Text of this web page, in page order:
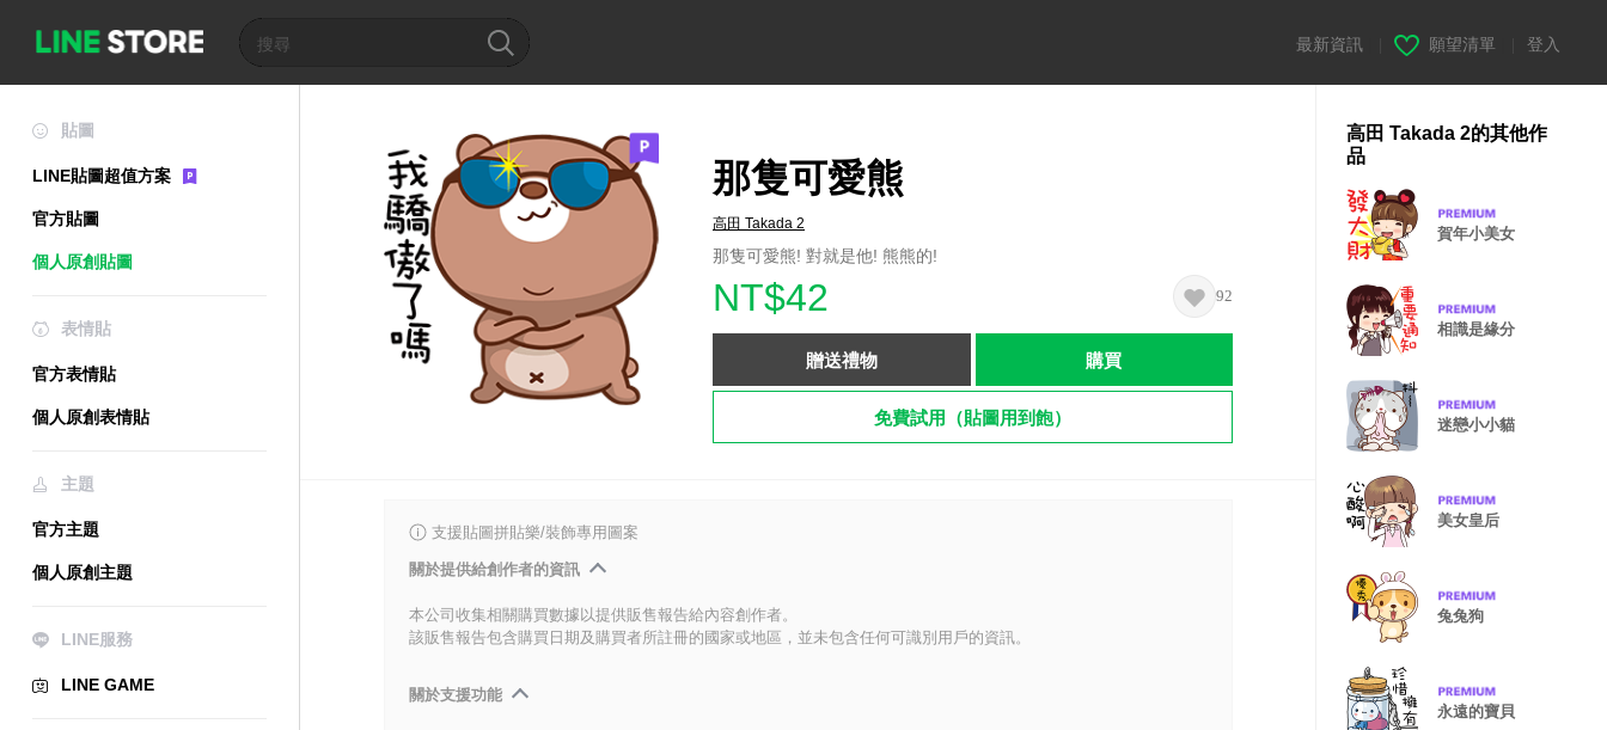
最新資訊 願望清單 登入
貼圖
LINE貼圖超值方案
官方貼圖
個人原創貼圖
表情貼
官方表情貼
個人原創表情貼
主題
官方主題
個人原創主題
LINE服務
LINE GAME
那隻可愛熊
高田 Takada 2
那隻可愛熊! 對就是他! 熊熊的!
NT$42 92
贈送禮物 購買
免費試用（貼圖用到飽）
支援貼圖拼貼樂/裝飾專用圖案
關於提供給創作者的資訊
本公司收集相關購買數據以提供販售報告給內容創作者。
該販售報告包含購買日期及購買者所註冊的國家或地區，並未包含任何可識別用戶的資訊。
關於支援功能
高田 Takada 2的其他作
品
賀年小美女
相識是緣分
迷戀小小貓
美女皇后
兔兔狗
永遠的寶貝